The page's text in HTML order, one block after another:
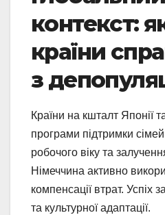
контекст:
країни
з
Країни на кшталт Японії
програми підтримки
робочого віку та
Німеччина активно
компенсації втрат. Успіх
та культурної адаптації.